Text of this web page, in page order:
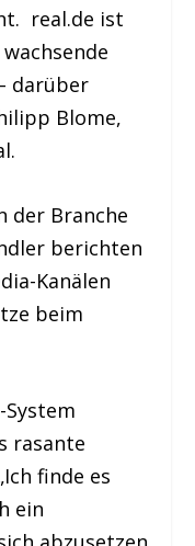
real.de ist
darüber
Blome,
der Branche
berichten
Kanälen
beim
System
rasante
finde es
ein